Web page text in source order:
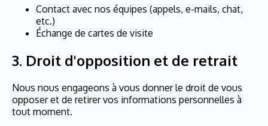
Contact avec nos équipes (appels, e-mails, chat,
etc.)
Échange de cartes de visite
3. Droit d'opposition et de retrait
Nous nous engageons à vous donner le droit de vous
opposer et de retirer vos informations personnelles à
tout moment.